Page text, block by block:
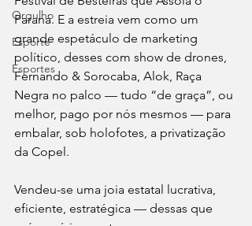
Orgulho
Esporte
Esportes
Paraná. E a estreia vem como um
grande espetáculo de marketing
político, desses com show de drones,
Fernando & Sorocaba, Alok, Raça
Negra no palco — tudo “de graça”, ou
melhor, pago por nós mesmos — para
embalar, sob holofotes, a privatização
da Copel.
Vendeu-se uma joia estatal lucrativa,
eficiente, estratégica — dessas que